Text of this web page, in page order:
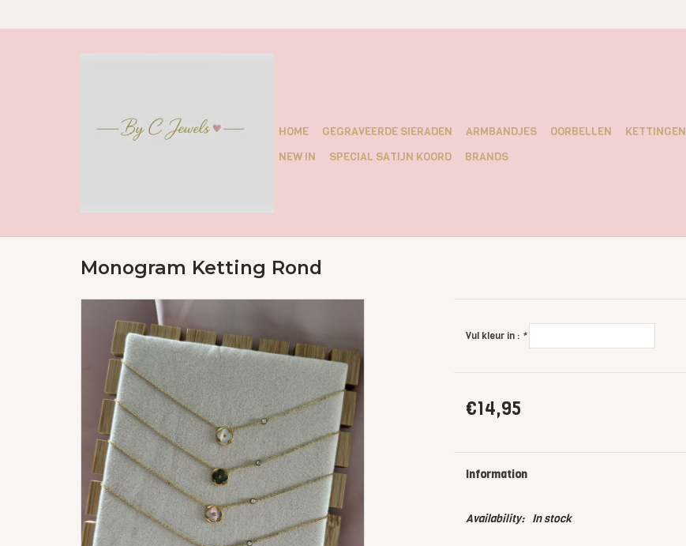
HOME GEGRAVEERDE SIERADEN ARMBANDJES OORBELLEN KETTINGEN
NEW IN
SPECIAL SATIJN KOORD BRANDS
Monogram Ketting Rond
Vul kleur in : *
€14,95
Information
Availability: In stock